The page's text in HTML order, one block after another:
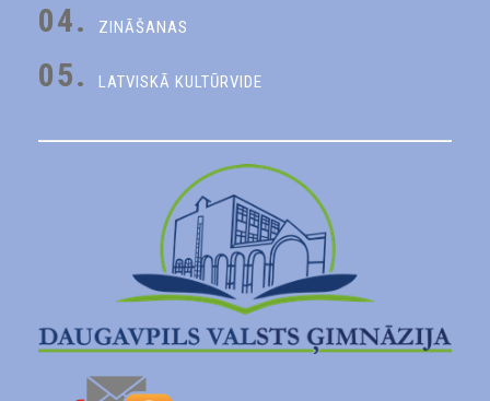
04. ZINĀŠANAS
05. LATVISKĀ KULTŪRVIDE